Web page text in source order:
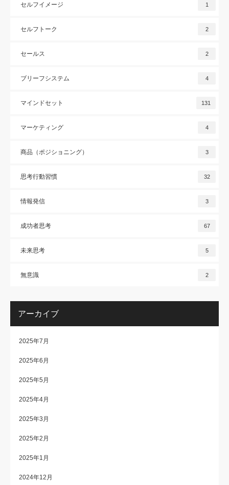
セルフイメージ 1
セルフトーク 2
セールス 2
ブリーフシステム 4
マインドセット 131
マーケティング 4
商品（ポジショニング） 3
思考行動習慣 32
情報発信 3
成功者思考 67
未来思考 5
無意識 2
アーカイブ
2025年7月
2025年6月
2025年5月
2025年4月
2025年3月
2025年2月
2025年1月
2024年12月